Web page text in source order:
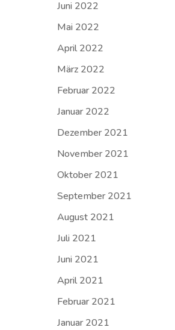
Juni 2022
Mai 2022
April 2022
März 2022
Februar 2022
Januar 2022
Dezember 2021
November 2021
Oktober 2021
September 2021
August 2021
Juli 2021
Juni 2021
April 2021
Februar 2021
Januar 2021